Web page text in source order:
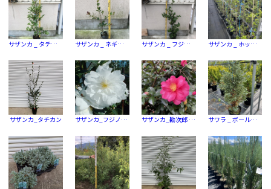
サザンカ _ タチカン サザンカ _ ネギリス（ピンク） サザンカ _ フジノミネ（白） サザンカ _ ホッシンザクラ（ピンク）
サザンカ_タチカン サザンカ_フジノミネ（白） サザンカ_勘次郎 (タチカン) サワラ _ ボールバード